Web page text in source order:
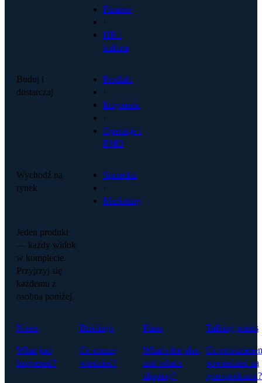
Finanse
·
HR i
kultura
Buduj i
dostarczaj
Produkt
·
Inżynieria
·
Operacje i
PMO
Wychodź na
rynek
Sprzedaż
·
Marketing
Jeden produkt
— każdy widok
w komplecie.
Przyjrzyj się
każdemu z
osobna poniżej.
Notes
What just
happened?
Briefings
Co muszę
wiedzieć?
Plans
What's the plan,
and what's
slipping?
Talking points
Co
powiedzieć na
tym spotkaniu?